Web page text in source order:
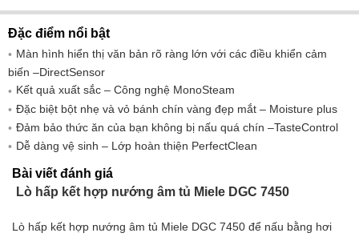
Chiều rộng hốc tối thiểu tính bằng mm
Chiều rộng hốc tối đa tính bằng mm
568
Chiều cao thích hợp tối thiểu tính bằng
mm
Chiều cao hốc tối đa tính bằng mm
Độ sâu hốc tính bằng mm
550
Kích thước thiết bị (W x H x D) tính bằng
mm
Tổng tải kết nối tính bằng kW
3,50
Đặc điểm nổi bật
Màn hình hiển thị văn bản rõ ràng lớn với các điều khiển cảm
biến –DirectSensor
Kết quả xuất sắc – Công nghệ MonoSteam
Đặc biệt bột nhẹ và vỏ bánh chín vàng đẹp mắt – Moisture plus
Đảm bảo thức ăn của bạn không bị nấu quá chín –TasteControl
Dễ dàng vệ sinh – Lớp hoàn thiện PerfectClean
Bài viết đánh giá
Lò hấp kết hợp nướng âm tủ Miele DGC 7450
Lò hấp kết hợp nướng âm tủ Miele DGC 7450 để nấu bằng hơi